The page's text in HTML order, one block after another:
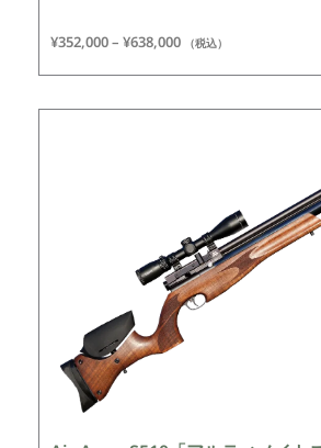
¥352,000– ¥638,000 （税込）